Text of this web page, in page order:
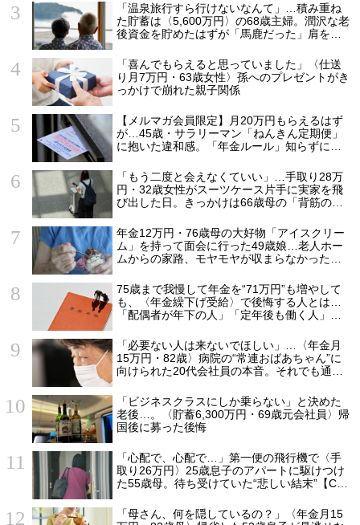
「温泉旅行すら行けないなんて」…積み重ね
た貯蓄は〈5,600万円〉の68歳主婦。潤沢な老
後資金を貯めたはずが「馬鹿だった」肩を落
「喜んでもらえると思っていました」〈仕送
り月7万円・63歳女性〉孫へのプレゼントがき
っかけで崩れた親子関係
【メルマガ会員限定】月20万円もらえるはず
が…45歳・サラリーマン「ねんきん定期便」
に抱いた違和感。「年金ルール」知らずにそ
額に唖然「何かの間違いでは？」
「もう二度と会えなくていい」…手取り28万
円・32歳女性がスーツケース片手に実家を飛
び出した日。きっかけは66歳母の「背筋の凍
年金12万円・76歳母の大好物「アイスクリー
ム」を持って面会に行った49歳娘…老人ホー
ムからの家路、モヤモヤが収まらなかったワ
75歳まで我慢して年金を“71万円”も増やして
も、〈年金繰下げ受給〉で後悔する人とは…
「配偶者が年下の人」「定年後も働く人」
説】
「必要ない人は来ないでほしい」…〈年金月
15万円・82歳〉病院の“常連おばあちゃん”に
向けられた20代会社員の本音。それでも通い
「ビジネスクラスにしか乗らない」と決めた
老後…。〈貯蓄6,300万円・69歳元会社員〉帰
国後に募った後悔
「心配で、心配で…」第一便の飛行機で〈手
取り26万円〉25歳息子のアパートに駆けつけ
た55歳母。待ち受けていた“悲しい結末”【CFP
「母さん、何を隠しているの？」〈年金月15